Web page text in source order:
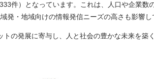
件）となっています。これは、人口や企業数
・地域向けの情報発信ニーズの高さも影響し
の発展に寄与し、人と社会の豊かな未来を築